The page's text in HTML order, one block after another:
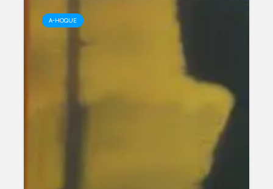
A-HOQUE